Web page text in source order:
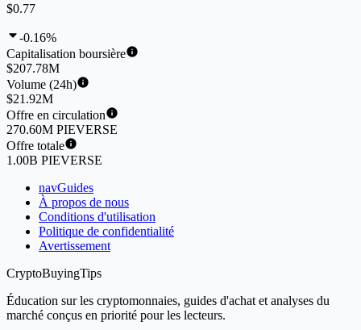
$0.77
-0.16%
Capitalisation boursière
$207.78M
Volume (24h)
$21.92M
Offre en circulation
270.60M PIEVERSE
Offre totale
1.00B PIEVERSE
navGuides
À propos de nous
Conditions d'utilisation
Politique de confidentialité
Avertissement
CryptoBuyingTips
Éducation sur les cryptomonnaies, guides d'achat et analyses du
marché conçus en priorité pour les lecteurs.